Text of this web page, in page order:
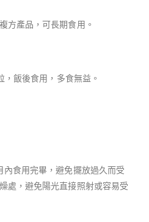
方產品，可長期食用。
，飯後食用，多食無益。
內食用完畢，避免擺放過久而受
處，避免陽光直接照射或容易受